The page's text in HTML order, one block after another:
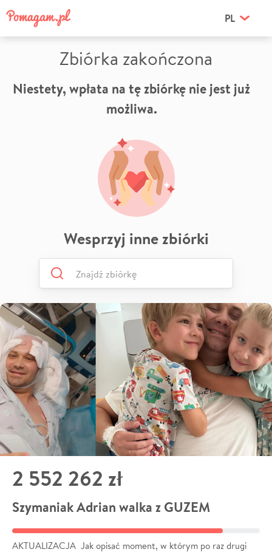
PL
Zbiórka zakończona
Niestety, wpłata na tę zbiórkę nie jest już
możliwa.
Wesprzyj inne zbiórki
2 552 262 zł
Szymaniak Adrian walka z GUZEM
AKTUALIZACJA Jak opisać moment, w którym po raz drugi